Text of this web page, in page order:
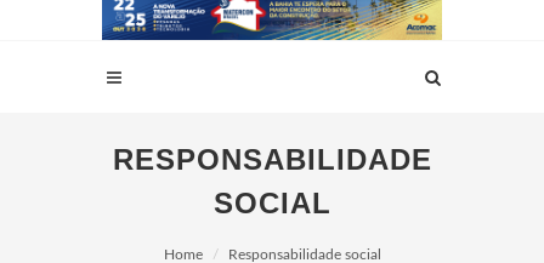
RESPONSABILIDADE
SOCIAL
Home
Responsabilidade social